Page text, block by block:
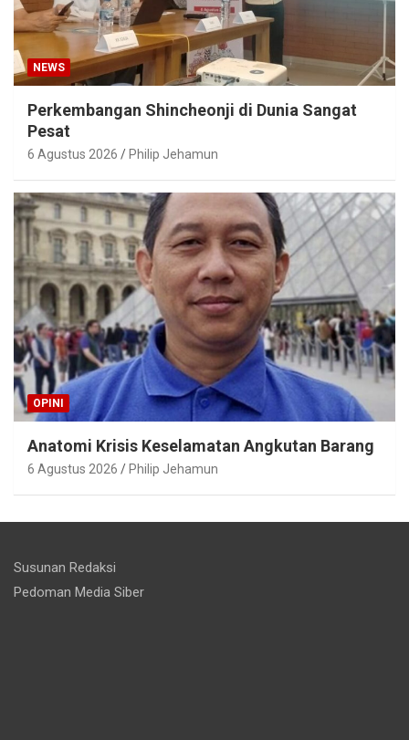
NEWS
Perkembangan Shincheonji di Dunia Sangat
Pesat
6 Agustus 2026 Philip Jehamun
OPINI
Anatomi Krisis Keselamatan Angkutan Barang
6 Agustus 2026 Philip Jehamun
Susunan Redaksi
Pedoman Media Siber